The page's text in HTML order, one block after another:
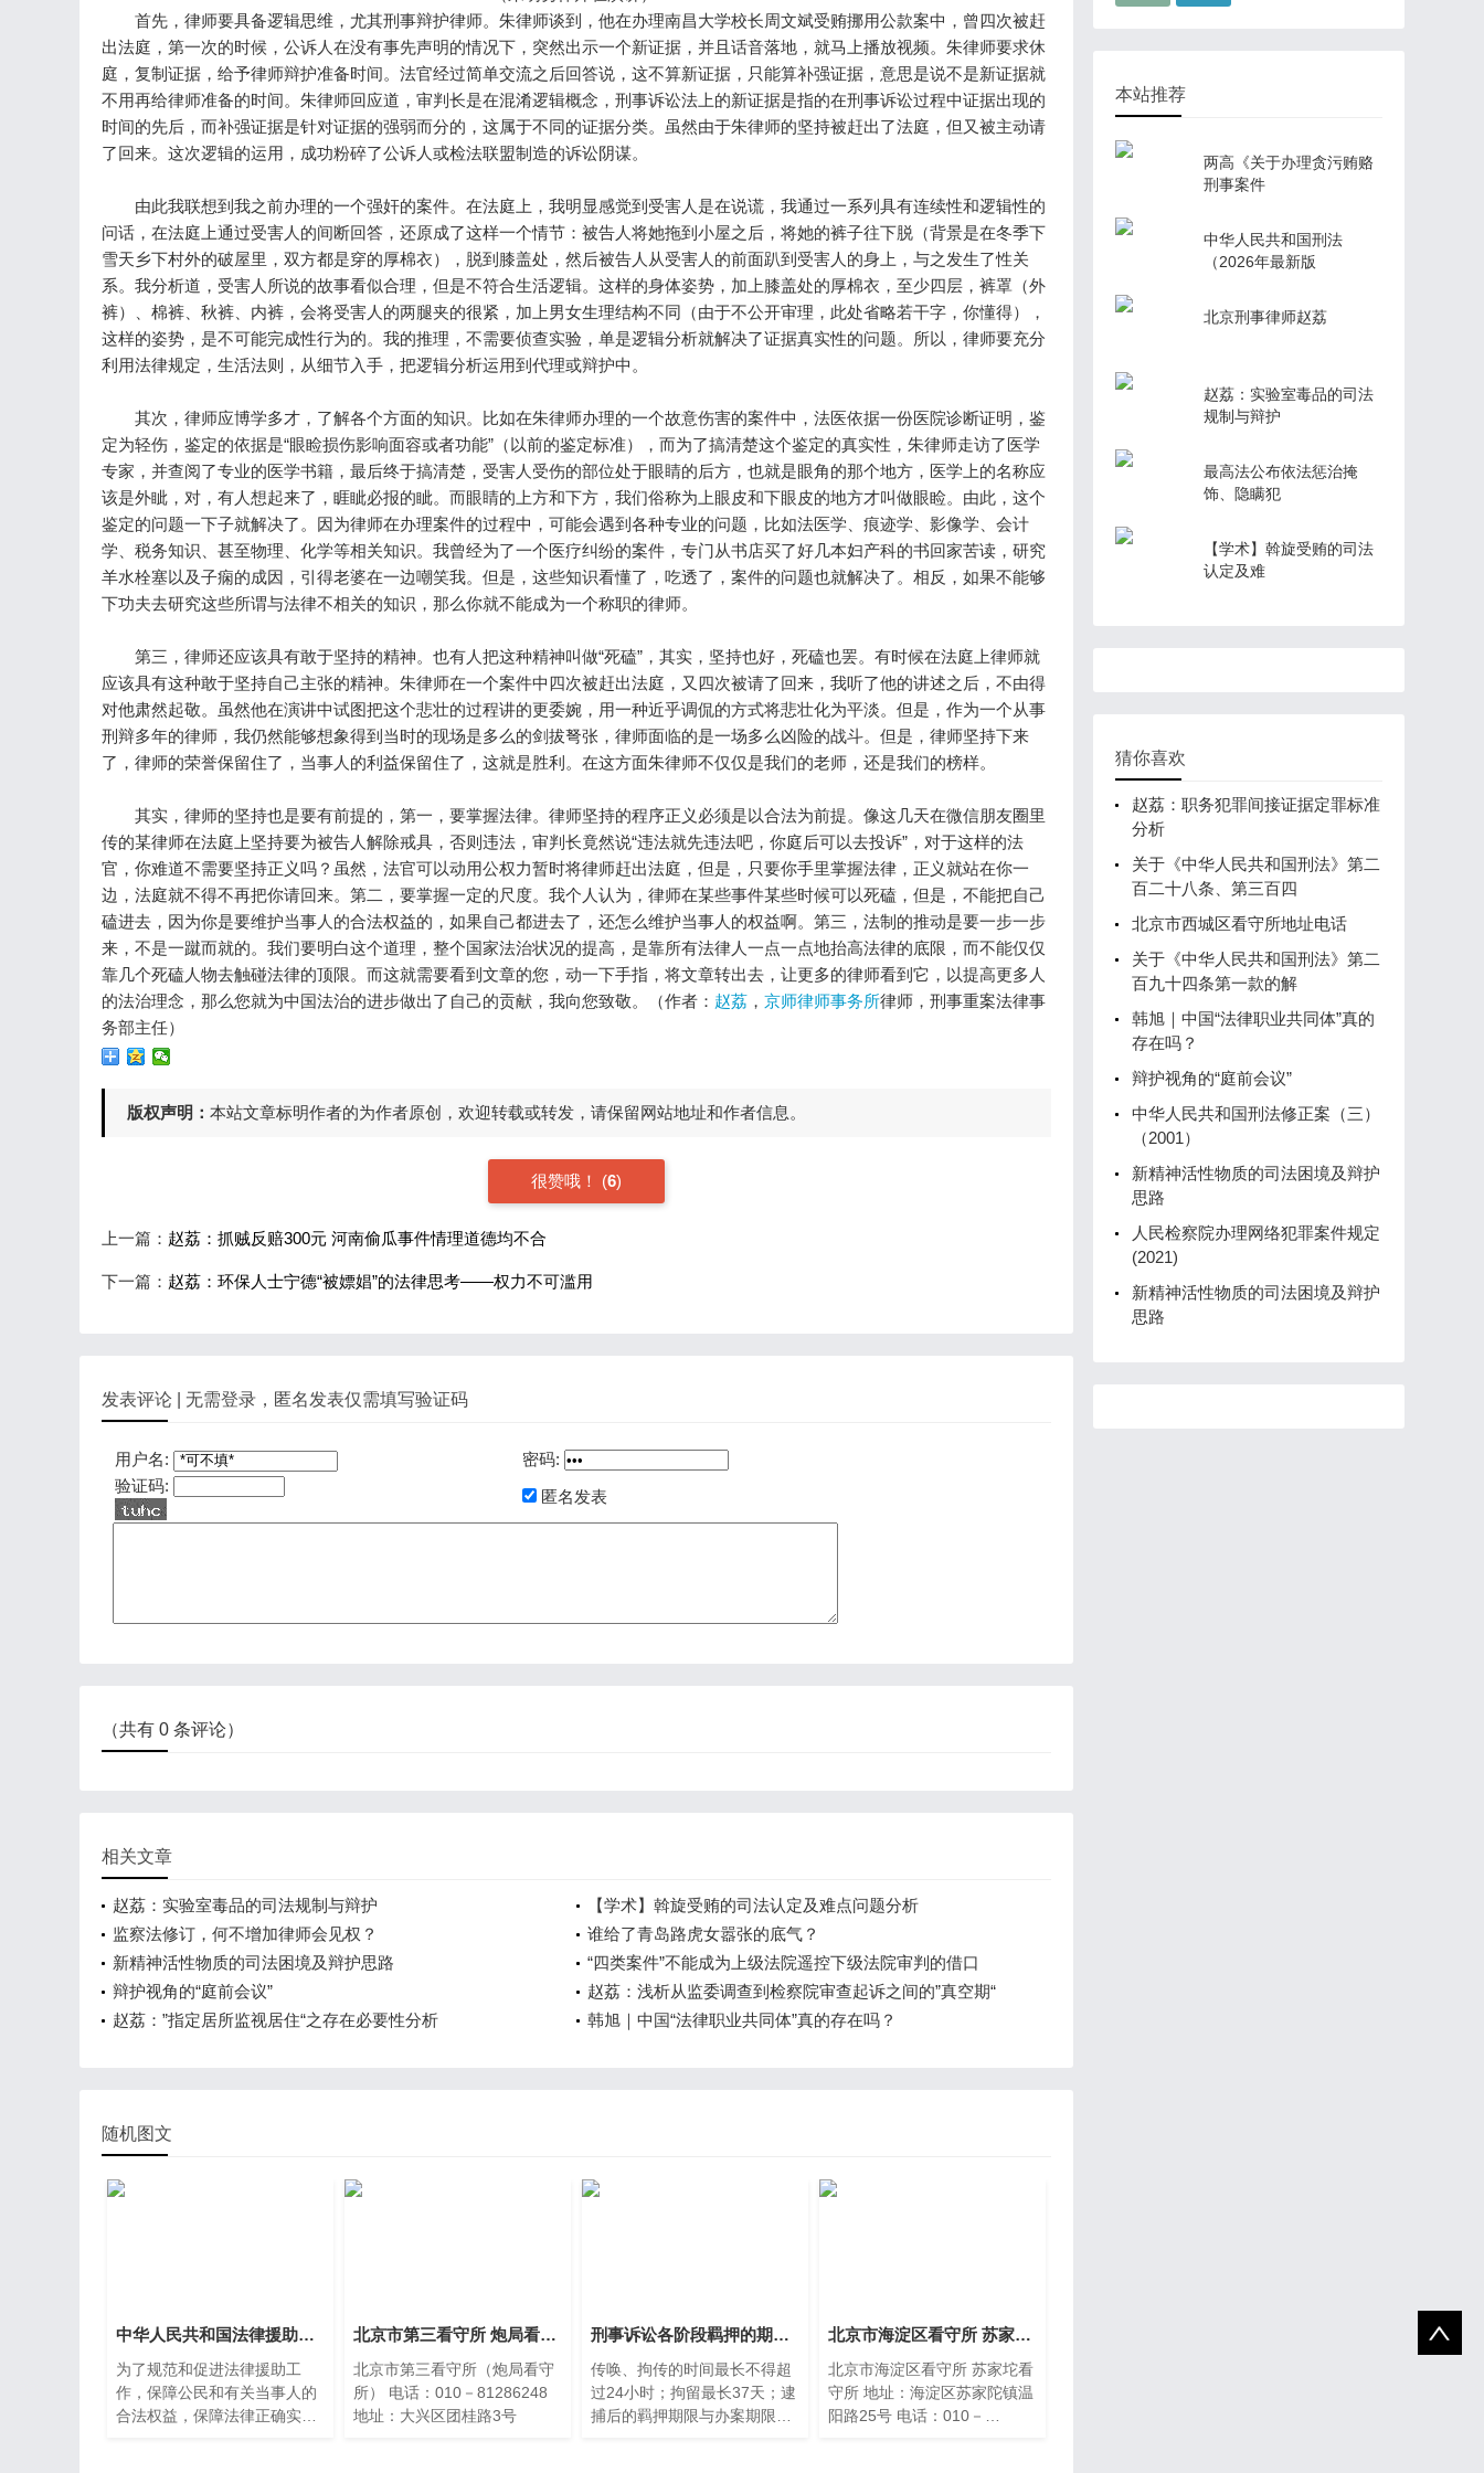
首先，律师要具备逻辑思维，尤其刑事辩护律师。朱律师谈到，他在办理南昌大学校长周文斌受贿挪用公款案中，曾四次被赶
出法庭，第一次的时候，公诉人在没有事先声明的情况下，突然出示一个新证据，并且话音落地，就马上播放视频。朱律师要求休
庭，复制证据，给予律师辩护准备时间。法官经过简单交流之后回答说，这不算新证据，只能算补强证据，意思是说不是新证据就
不用再给律师准备的时间。朱律师回应道，审判长是在混淆逻辑概念，刑事诉讼法上的新证据是指的在刑事诉讼过程中证据出现的
时间的先后，而补强证据是针对证据的强弱而分的，这属于不同的证据分类。虽然由于朱律师的坚持被赶出了法庭，但又被主动请
了回来。这次逻辑的运用，成功粉碎了公诉人或检法联盟制造的诉讼阴谋。
由此我联想到我之前办理的一个强奸的案件。在法庭上，我明显感觉到受害人是在说谎，我通过一系列具有连续性和逻辑性的
问话，在法庭上通过受害人的间断回答，还原成了这样一个情节：被告人将她拖到小屋之后，将她的裤子往下脱（背景是在冬季下
雪天乡下村外的破屋里，双方都是穿的厚棉衣），脱到膝盖处，然后被告人从受害人的前面趴到受害人的身上，与之发生了性关
系。我分析道，受害人所说的故事看似合理，但是不符合生活逻辑。这样的身体姿势，加上膝盖处的厚棉衣，至少四层，裤罩（外
裤）、棉裤、秋裤、内裤，会将受害人的两腿夹的很紧，加上男女生理结构不同（由于不公开审理，此处省略若干字，你懂得），
这样的姿势，是不可能完成性行为的。我的推理，不需要侦查实验，单是逻辑分析就解决了证据真实性的问题。所以，律师要充分
利用法律规定，生活法则，从细节入手，把逻辑分析运用到代理或辩护中。
其次，律师应博学多才，了解各个方面的知识。比如在朱律师办理的一个故意伤害的案件中，法医依据一份医院诊断证明，鉴
定为轻伤，鉴定的依据是“眼睑损伤影响面容或者功能”（以前的鉴定标准），而为了搞清楚这个鉴定的真实性，朱律师走访了医学
专家，并查阅了专业的医学书籍，最后终于搞清楚，受害人受伤的部位处于眼睛的后方，也就是眼角的那个地方，医学上的名称应
该是外眦，对，有人想起来了，睚眦必报的眦。而眼睛的上方和下方，我们俗称为上眼皮和下眼皮的地方才叫做眼睑。由此，这个
鉴定的问题一下子就解决了。因为律师在办理案件的过程中，可能会遇到各种专业的问题，比如法医学、痕迹学、影像学、会计
学、税务知识、甚至物理、化学等相关知识。我曾经为了一个医疗纠纷的案件，专门从书店买了好几本妇产科的书回家苦读，研究
羊水栓塞以及子痫的成因，引得老婆在一边嘲笑我。但是，这些知识看懂了，吃透了，案件的问题也就解决了。相反，如果不能够
下功夫去研究这些所谓与法律不相关的知识，那么你就不能成为一个称职的律师。
第三，律师还应该具有敢于坚持的精神。也有人把这种精神叫做“死磕”，其实，坚持也好，死磕也罢。有时候在法庭上律师就
应该具有这种敢于坚持自己主张的精神。朱律师在一个案件中四次被赶出法庭，又四次被请了回来，我听了他的讲述之后，不由得
对他肃然起敬。虽然他在演讲中试图把这个悲壮的过程讲的更委婉，用一种近乎调侃的方式将悲壮化为平淡。但是，作为一个从事
刑辩多年的律师，我仍然能够想象得到当时的现场是多么的剑拔弩张，律师面临的是一场多么凶险的战斗。但是，律师坚持下来
了，律师的荣誉保留住了，当事人的利益保留住了，这就是胜利。在这方面朱律师不仅仅是我们的老师，还是我们的榜样。
其实，律师的坚持也是要有前提的，第一，要掌握法律。律师坚持的程序正义必须是以合法为前提。像这几天在微信朋友圈里
传的某律师在法庭上坚持要为被告人解除戒具，否则违法，审判长竟然说“违法就先违法吧，你庭后可以去投诉”，对于这样的法
官，你难道不需要坚持正义吗？虽然，法官可以动用公权力暂时将律师赶出法庭，但是，只要你手里掌握法律，正义就站在你一
边，法庭就不得不再把你请回来。第二，要掌握一定的尺度。我个人认为，律师在某些事件某些时候可以死磕，但是，不能把自己
磕进去，因为你是要维护当事人的合法权益的，如果自己都进去了，还怎么维护当事人的权益啊。第三，法制的推动是要一步一步
来，不是一蹴而就的。我们要明白这个道理，整个国家法治状况的提高，是靠所有法律人一点一点地抬高法律的底限，而不能仅仅
靠几个死磕人物去触碰法律的顶限。而这就需要看到文章的您，动一下手指，将文章转出去，让更多的律师看到它，以提高更多人
的法治理念，那么您就为中国法治的进步做出了自己的贡献，我向您致敬。（作者： 赵荔 ， 京师律师事务所律师，刑事重案法律事
务部主任）
版权声明： 本站文章标明作者的为作者原创，欢迎转载或转发，请保留网站地址和作者信息。
很赞哦！ (6)
上一篇： 赵荔：抓贼反赔300元 河南偷瓜事件情理道德均不合
下一篇： 赵荔：环保人士宁德“被嫖娼”的法律思考——权力不可滥用
发表评论 | 无需登录，匿名发表仅需填写验证码
用户名:
密码:
验证码:
匿名发表
（共有 0 条评论）
相关文章
赵荔：实验室毒品的司法规制与辩护
【学术】斡旋受贿的司法认定及难点问题分析
监察法修订，何不增加律师会见权？
谁给了青岛路虎女嚣张的底气？
新精神活性物质的司法困境及辩护思路
“四类案件”不能成为上级法院遥控下级法院审判的借口
辩护视角的“庭前会议”
赵荔：浅析从监委调查到检察院审查起诉之间的”真空期“
赵荔：”指定居所监视居住“之存在必要性分析
韩旭｜中国“法律职业共同体”真的存在吗？
随机图文
中华人民共和国法律援助法（2022）
为了规范和促进法律援助工
作，保障公民和有关当事人的
合法权益，保障法律正确实
北京市第三看守所 炮局看守所 地
北京市第三看守所（炮局看守
所） 电话：010－81286248
地址：大兴区团桂路3号
刑事诉讼各阶段羁押的期限是多长
传唤、拘传的时间最长不得超
过24小时；拘留最长37天；逮
捕后的羁押期限与办案期限相
北京市海淀区看守所 苏家坨看守
北京市海淀区看守所 苏家坨看
守所 地址：海淀区苏家陀镇温
阳路25号 电话：010－
本站推荐
两高《关于办理贪污贿赂
刑事案件
中华人民共和国刑法
（2026年最新版
北京刑事律师赵荔
赵荔：实验室毒品的司法
规制与辩护
最高法公布依法惩治掩
饰、隐瞒犯
【学术】斡旋受贿的司法
认定及难
猜你喜欢
赵荔：职务犯罪间接证据定罪标准
分析
关于《中华人民共和国刑法》第二
百二十八条、第三百四
北京市西城区看守所地址电话
关于《中华人民共和国刑法》第二
百九十四条第一款的解
韩旭｜中国“法律职业共同体”真的
存在吗？
辩护视角的“庭前会议”
中华人民共和国刑法修正案（三）
（2001）
新精神活性物质的司法困境及辩护
思路
人民检察院办理网络犯罪案件规定
(2021)
新精神活性物质的司法困境及辩护
思路